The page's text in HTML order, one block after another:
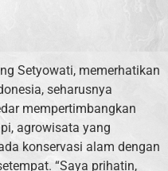
Setyowati, memerhatikan
seharusnya
mempertimbangkan
agrowisata yang
konservasi alam dengan
“Saya prihatin,